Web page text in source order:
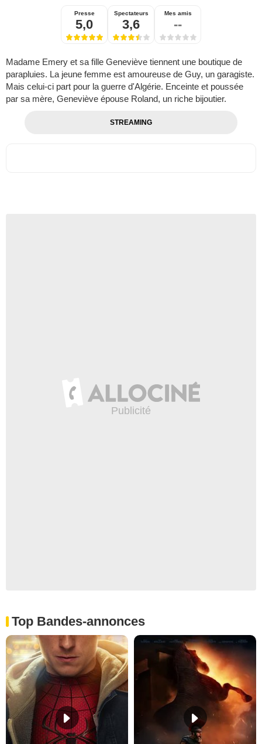
Presse
5,0
Spectateurs
3,6
Mes amis
--
Madame Emery et sa fille Geneviève tiennent une boutique de
parapluies. La jeune femme est amoureuse de Guy, un garagiste.
Mais celui-ci part pour la guerre d'Algérie. Enceinte et poussée
par sa mère, Geneviève épouse Roland, un riche bijoutier.
STREAMING
Top Bandes-annonces